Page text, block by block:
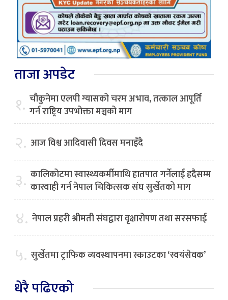
ताजा अपडेट
१. चौकुनेमा एलपी ग्यासको चरम अभाव, तत्काल आपूर्ति
गर्न राष्ट्रिय उपभोक्ता मञ्चको माग
२. आज विश्व आदिवासी दिवस मनाइँदै
३. कालिकोटमा स्वास्थ्यकर्मीमाथि हातपात गर्नेलाई हदैसम्म
कारवाही गर्न नेपाल चिकित्सक संघ सुर्खेतको माग
४. नेपाल प्रहरी श्रीमती संघद्वारा वृक्षारोपण तथा सरसफाई
५. सुर्खेतमा ट्राफिक व्यवस्थापनमा स्काउटका ‘स्वयंसेवक’
धेरै पढिएको